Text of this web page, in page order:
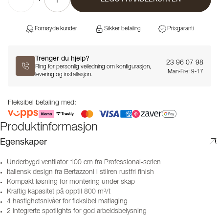
Fornøyde kunder Sikker betaling Prisgaranti
Trenger du hjelp?
Ring for personlig veiledning om konfigurasjon,
levering og installasjon.
23 96 07 98
Man-Fre: 9-17
Fleksibel betaling med:
Produktinformasjon
Egenskaper
Underbygd ventilator 100 cm fra Professional-serien
Italiensk design fra Bertazzoni i stilren rustfri finish
Kompakt løsning for montering under skap
Kraftig kapasitet på opptil 800 m³/t
4 hastighetsnivåer for fleksibel matlaging
2 integrerte spotlights for god arbeidsbelysning